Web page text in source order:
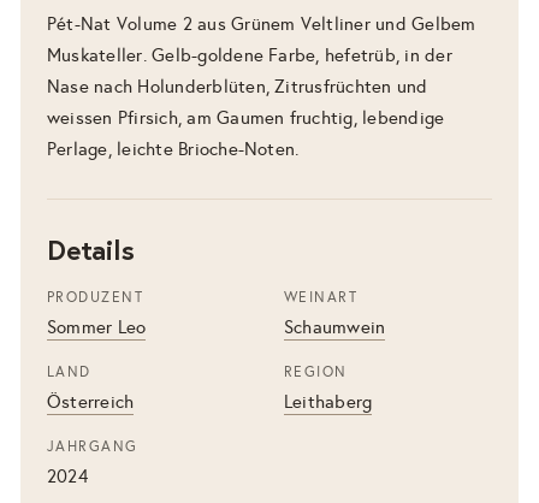
Pét-Nat Volume 2 aus Grünem Veltliner und Gelbem
Muskateller. Gelb-goldene Farbe, hefetrüb, in der
Nase nach Holunderblüten, Zitrusfrüchten und
weissen Pfirsich, am Gaumen fruchtig, lebendige
Perlage, leichte Brioche-Noten.
Details
PRODUZENT
Sommer Leo
WEINART
Schaumwein
LAND
Österreich
REGION
Leithaberg
JAHRGANG
2024